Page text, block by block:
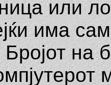
или
има
на